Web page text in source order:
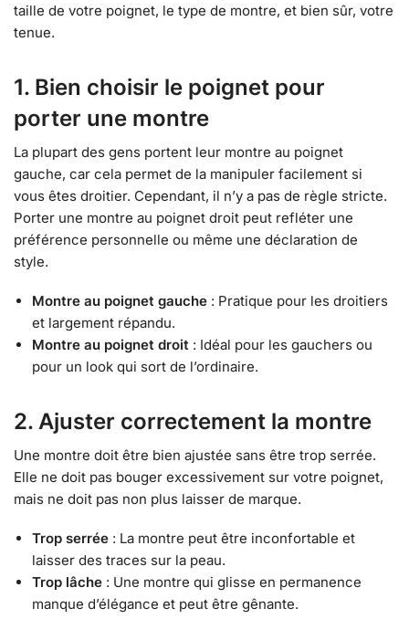
taille de votre poignet, le type de montre, et bien sûr, votre
tenue.
1. Bien choisir le poignet pour
porter une montre
La plupart des gens portent leur montre au poignet
gauche, car cela permet de la manipuler facilement si
vous êtes droitier. Cependant, il n’y a pas de règle stricte.
Porter une montre au poignet droit peut refléter une
préférence personnelle ou même une déclaration de
style.
Montre au poignet gauche : Pratique pour les droitiers
et largement répandu.
Montre au poignet droit : Idéal pour les gauchers ou
pour un look qui sort de l’ordinaire.
2. Ajuster correctement la montre
Une montre doit être bien ajustée sans être trop serrée.
Elle ne doit pas bouger excessivement sur votre poignet,
mais ne doit pas non plus laisser de marque.
Trop serrée : La montre peut être inconfortable et
laisser des traces sur la peau.
Trop lâche : Une montre qui glisse en permanence
manque d’élégance et peut être gênante.